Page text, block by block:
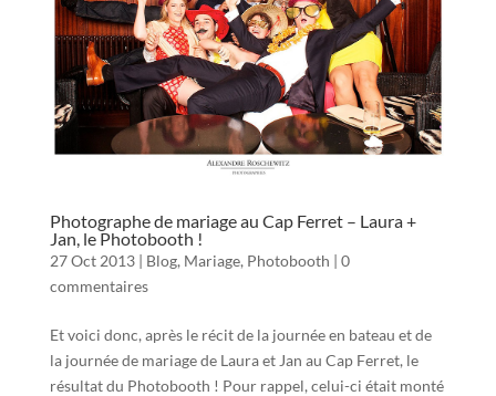
Photographe de mariage au Cap Ferret – Laura +
Jan, le Photobooth !
27 Oct 2013| Blog, Mariage, Photobooth | 0
commentaires
Et voici donc, après le récit de la journée en bateau et de
la journée de mariage de Laura et Jan au Cap Ferret, le
résultat du Photobooth ! Pour rappel, celui-ci était monté